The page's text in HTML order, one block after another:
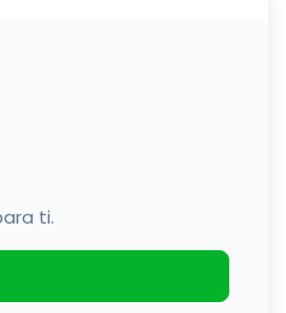
ti.